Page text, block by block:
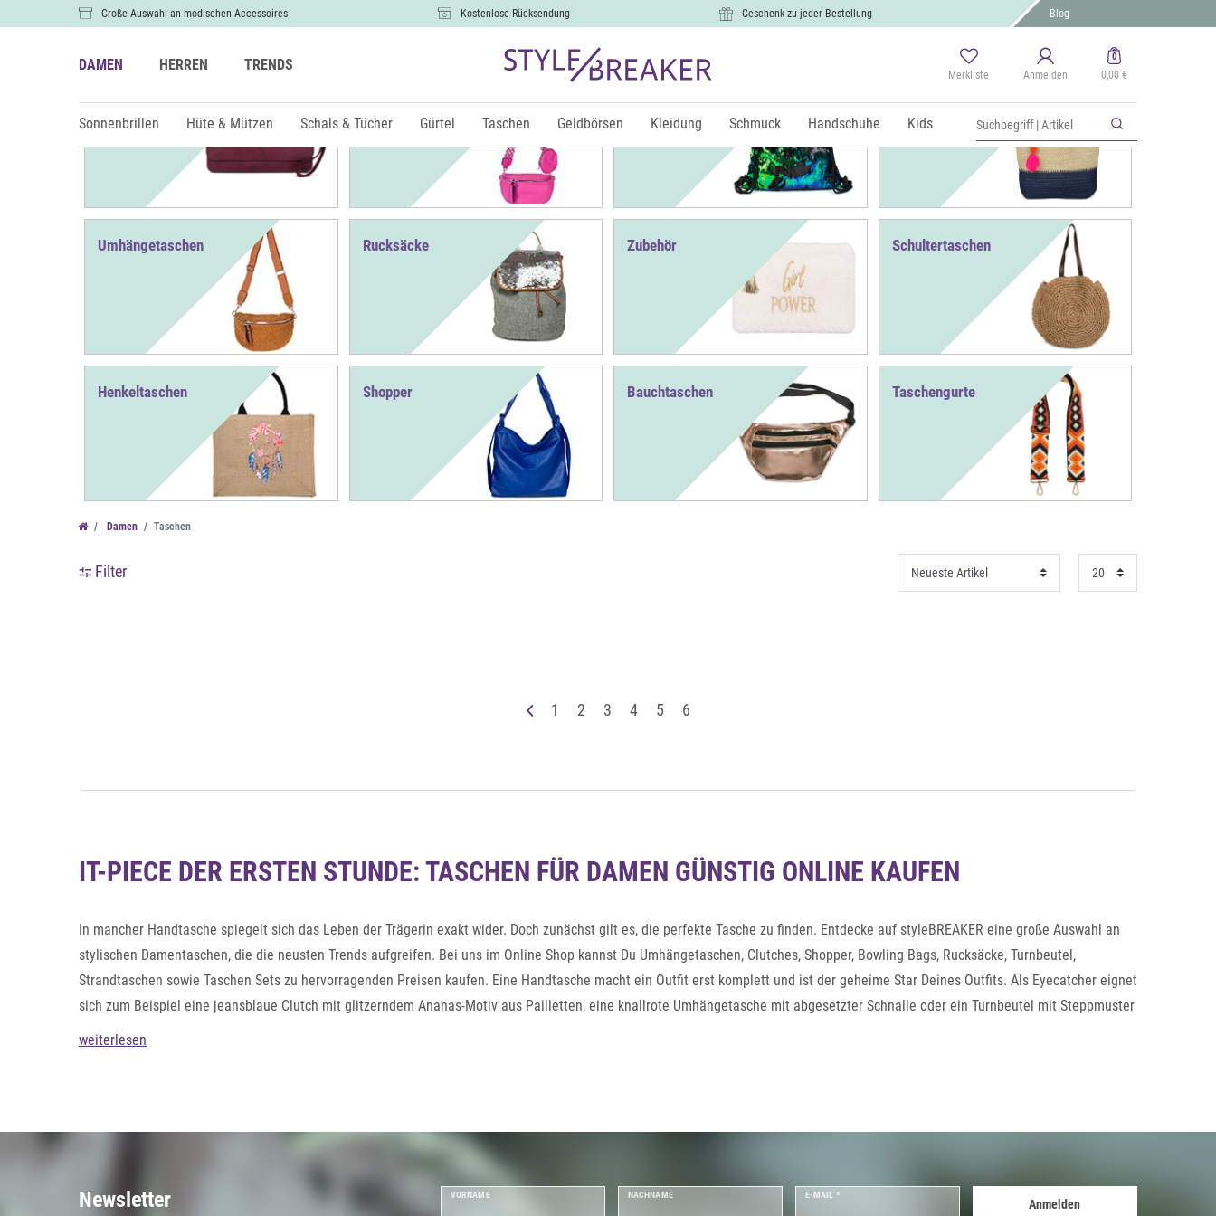
Große Auswahl an modischen Accessoires Kostenlose Rücksendung Geschenk zu jeder Bestellung Blog
DAMEN HERREN TRENDS
Merkliste Anmelden
0
0,00 €
Sonnenbrillen Hüte & Mützen Schals & Tücher Gürtel Taschen Geldbörsen Kleidung Schmuck Handschuhe Kids
Clutches Taschen Sets Turnbeutel Strandtaschen
Umhängetaschen Rucksäcke Zubehör Schultertaschen
Henkeltaschen Shopper Bauchtaschen Taschengurte
Damen Taschen
Filter
1 2 3 4 5 6
IT-PIECE DER ERSTEN STUNDE: TASCHEN FÜR DAMEN GÜNSTIG ONLINE KAUFEN
In mancher Handtasche spiegelt sich das Leben der Trägerin exakt wider. Doch zunächst gilt es, die perfekte Tasche zu finden. Entdecke auf styleBREAKER eine große Auswahl an
stylischen Damentaschen, die die neusten Trends aufgreifen. Bei uns im Online Shop kannst Du Umhängetaschen, Clutches, Shopper, Bowling Bags, Rucksäcke, Turnbeutel,
Strandtaschen sowie Taschen Sets zu hervorragenden Preisen kaufen. Eine Handtasche macht ein Outfit erst komplett und ist der geheime Star Deines Outfits. Als Eyecatcher eignet
sich zum Beispiel eine jeansblaue Clutch mit glitzerndem Ananas-Motiv aus Pailletten, eine knallrote Umhängetasche mit abgesetzter Schnalle oder ein Turnbeutel mit Steppmuster
im Metallic-Look. Taschen für Frauen von styleBREAKER sind ultramodern und begleiten Dich bei verschiedenen Anlässen und Events – zum Beispiel beim Shoppen in der Stadt,
weiterlesen
Newsletter VORNAME NACHNAME E-MAIL *
Anmelden